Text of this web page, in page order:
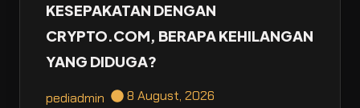
KESEPAKATAN DENGAN
CRYPTO.COM, BERAPA KEHILANGAN
YANG DIDUGA?
pediadmin 8 August, 2026